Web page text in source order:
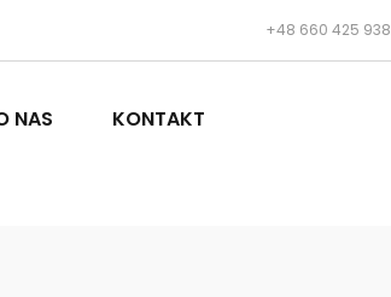
+48 660 425 938
NAS KONTAKT